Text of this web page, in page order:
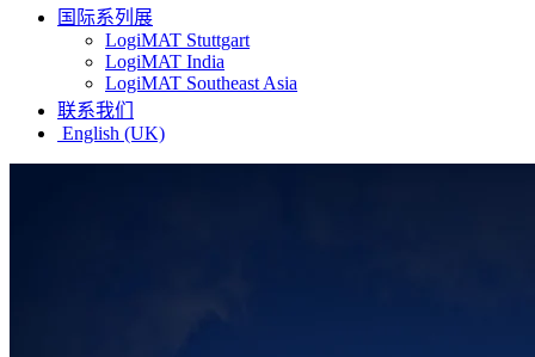
国际系列展
LogiMAT Stuttgart
LogiMAT India
LogiMAT Southeast Asia
联系我们
English (UK)